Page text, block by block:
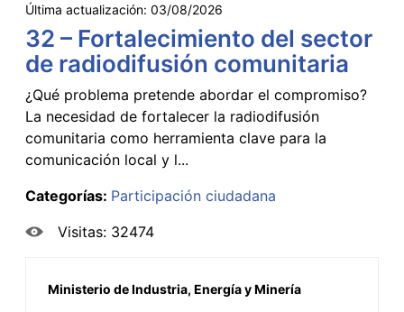
Última actualización: 03/08/2026
32 – Fortalecimiento del sector
de radiodifusión comunitaria
¿Qué problema pretende abordar el compromiso?
La necesidad de fortalecer la radiodifusión
comunitaria como herramienta clave para la
comunicación local y l...
Categorías: Participación ciudadana
Visitas: 32474
Ministerio de Industria, Energía y Minería